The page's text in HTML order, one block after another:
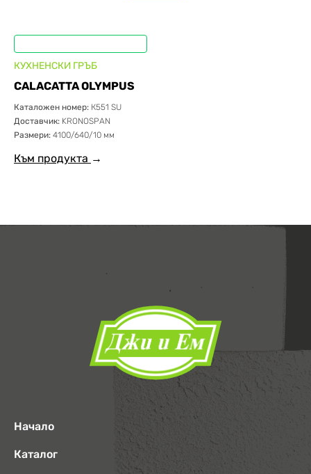
КУХНЕНСКИ ГРЪБ
CALACATTA OLYMPUS
Каталожен номер: К551 SU
Доставчик: KRONOSPAN
Размери: 4100/640/10 мм
Към продукта →
Начало
Каталог